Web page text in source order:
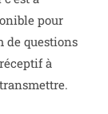
pour
de questions
à